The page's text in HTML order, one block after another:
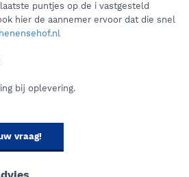
puntjes op de i vastgesteld
hier de aannemer ervoor dat die snel
bij oplevering.
vraag!